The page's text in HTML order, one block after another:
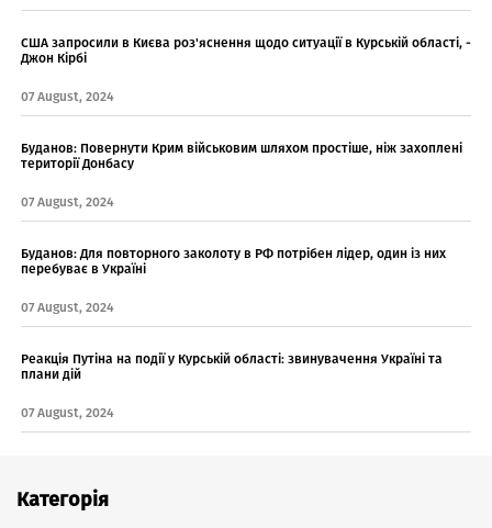
США запросили в Києва роз'яснення щодо ситуації в Курській області, -
Джон Кірбі
07 August, 2024
Буданов: Повернути Крим військовим шляхом простіше, ніж захоплені
території Донбасу
07 August, 2024
Буданов: Для повторного заколоту в РФ потрібен лідер, один із них
перебуває в Україні
07 August, 2024
Реакція Путіна на події у Курській області: звинувачення Україні та
плани дій
07 August, 2024
Категорія